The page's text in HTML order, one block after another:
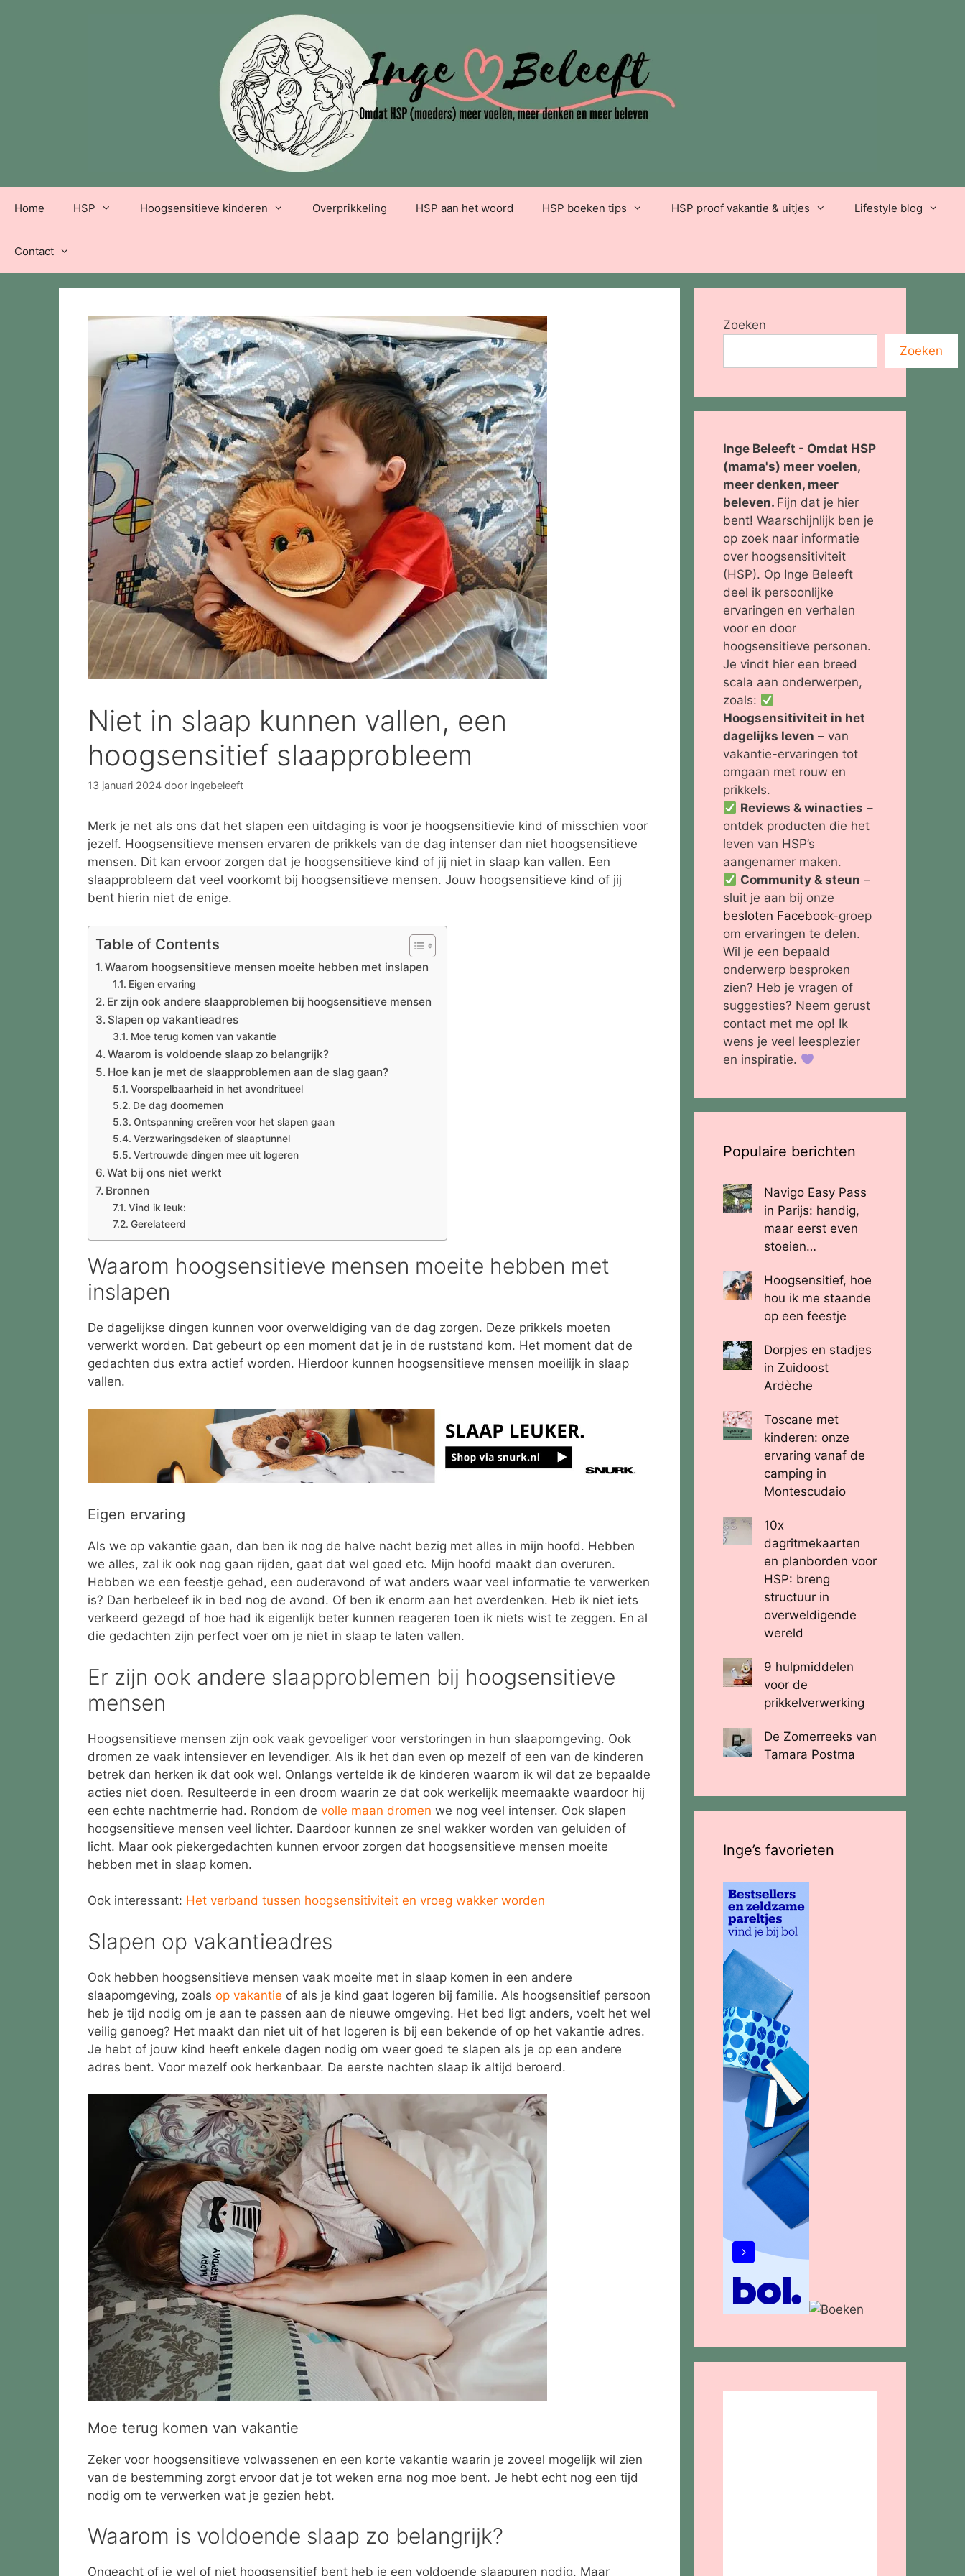
Home HSP Hoogsensitieve kinderen Overprikkeling HSP aan het woord HSP boeken tips HSP proof vakantie & uitjes Lifestyle blog
Contact
Niet in slaap kunnen vallen, een
hoogsensitief slaapprobleem
13 januari 2024 door ingebeleeft
Merk je net als ons dat het slapen een uitdaging is voor je hoogsensitievie kind of misschien voor
jezelf. Hoogsensitieve mensen ervaren de prikkels van de dag intenser dan niet hoogsensitieve
mensen. Dit kan ervoor zorgen dat je hoogsensitieve kind of jij niet in slaap kan vallen. Een
slaapprobleem dat veel voorkomt bij hoogsensitieve mensen. Jouw hoogsensitieve kind of jij
bent hierin niet de enige.
Table of Contents
Waarom hoogsensitieve mensen moeite hebben met inslapen
Eigen ervaring
Er zijn ook andere slaapproblemen bij hoogsensitieve mensen
Slapen op vakantieadres
Moe terug komen van vakantie
Waarom is voldoende slaap zo belangrijk?
Hoe kan je met de slaapproblemen aan de slag gaan?
Voorspelbaarheid in het avondritueel
De dag doornemen
Ontspanning creëren voor het slapen gaan
Verzwaringsdeken of slaaptunnel
Vertrouwde dingen mee uit logeren
Wat bij ons niet werkt
Bronnen
Vind ik leuk:
Gerelateerd
Waarom hoogsensitieve mensen moeite hebben met
inslapen
De dagelijkse dingen kunnen voor overweldiging van de dag zorgen. Deze prikkels moeten
verwerkt worden. Dat gebeurt op een moment dat je in de ruststand kom. Het moment dat de
gedachten dus extra actief worden. Hierdoor kunnen hoogsensitieve mensen moeilijk in slaap
vallen.
Eigen ervaring
Als we op vakantie gaan, dan ben ik nog de halve nacht bezig met alles in mijn hoofd. Hebben
we alles, zal ik ook nog gaan rijden, gaat dat wel goed etc. Mijn hoofd maakt dan overuren.
Hebben we een feestje gehad, een ouderavond of wat anders waar veel informatie te verwerken
is? Dan herbeleef ik in bed nog de avond. Of ben ik enorm aan het overdenken. Heb ik niet iets
verkeerd gezegd of hoe had ik eigenlijk beter kunnen reageren toen ik niets wist te zeggen. En al
die gedachten zijn perfect voer om je niet in slaap te laten vallen.
Er zijn ook andere slaapproblemen bij hoogsensitieve
mensen
Hoogsensitieve mensen zijn ook vaak gevoeliger voor verstoringen in hun slaapomgeving. Ook
dromen ze vaak intensiever en levendiger. Als ik het dan even op mezelf of een van de kinderen
betrek dan herken ik dat ook wel. Onlangs vertelde ik de kinderen waarom ik wil dat ze bepaalde
acties niet doen. Resulteerde in een droom waarin ze dat ook werkelijk meemaakte waardoor hij
een echte nachtmerrie had. Rondom de volle maan dromen we nog veel intenser. Ook slapen
hoogsensitieve mensen veel lichter. Daardoor kunnen ze snel wakker worden van geluiden of
licht. Maar ook piekergedachten kunnen ervoor zorgen dat hoogsensitieve mensen moeite
hebben met in slaap komen.
Ook interessant: Het verband tussen hoogsensitiviteit en vroeg wakker worden
Slapen op vakantieadres
Ook hebben hoogsensitieve mensen vaak moeite met in slaap komen in een andere
slaapomgeving, zoals op vakantie of als je kind gaat logeren bij familie. Als hoogsensitief persoon
heb je tijd nodig om je aan te passen aan de nieuwe omgeving. Het bed ligt anders, voelt het wel
veilig genoeg? Het maakt dan niet uit of het logeren is bij een bekende of op het vakantie adres.
Je hebt of jouw kind heeft enkele dagen nodig om weer goed te slapen als je op een andere
adres bent. Voor mezelf ook herkenbaar. De eerste nachten slaap ik altijd beroerd.
Moe terug komen van vakantie
Zeker voor hoogsensitieve volwassenen en een korte vakantie waarin je zoveel mogelijk wil zien
van de bestemming zorgt ervoor dat je tot weken erna nog moe bent. Je hebt echt nog een tijd
nodig om te verwerken wat je gezien hebt.
Waarom is voldoende slaap zo belangrijk?
Ongeacht of je wel of niet hoogsensitief bent heb je een voldoende slaapuren nodig. Maar
Zoeken
Zoeken
Inge Beleeft - Omdat HSP
(mama's) meer voelen,
meer denken, meer
beleven. Fijn dat je hier
bent! Waarschijnlijk ben je
op zoek naar informatie
over hoogsensitiviteit
(HSP). Op Inge Beleeft
deel ik persoonlijke
ervaringen en verhalen
voor en door
hoogsensitieve personen.
Je vindt hier een breed
scala aan onderwerpen,
zoals:
Hoogsensitiviteit in het
dagelijks leven – van
vakantie-ervaringen tot
omgaan met rouw en
prikkels.
Reviews & winacties –
ontdek producten die het
leven van HSP’s
aangenamer maken.
Community & steun –
sluit je aan bij onze
besloten Facebook-groep
om ervaringen te delen.
Wil je een bepaald
onderwerp besproken
zien? Heb je vragen of
suggesties? Neem gerust
contact met me op! Ik
wens je veel leesplezier
en inspiratie.
Populaire berichten
Navigo Easy Pass
in Parijs: handig,
maar eerst even
stoeien…
Hoogsensitief, hoe
hou ik me staande
op een feestje
Dorpjes en stadjes
in Zuidoost
Ardèche
Toscane met
kinderen: onze
ervaring vanaf de
camping in
Montescudaio
10x
dagritmekaarten
en planborden voor
HSP: breng
structuur in
overweldigende
wereld
9 hulpmiddelen
voor de
prikkelverwerking
De Zomerreeks van
Tamara Postma
Inge’s favorieten